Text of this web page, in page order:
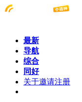
最新
导航
综合
同好
关于邀请注册